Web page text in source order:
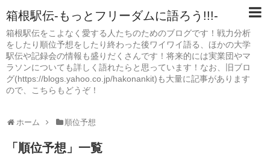
箱根駅伝-もっとフリーダムに語ろう!!!-
箱根駅伝をこよなく愛する人たちのためのブログです！戦力分析
をしたり順位予想をしたり終わった後ワイワイ語る、ほかの大学
駅伝や記録会の情報も盛りだくさんです！将来的には実業団やマ
ラソンについても詳しく語れたらと思っています！なお、旧ブロ
グ(https://blogs.yahoo.co.jp/hakonankit)も大量に記事があります
ので、こちらもどうぞ！
ホーム 順位予想
「 順位予想 」 一覧